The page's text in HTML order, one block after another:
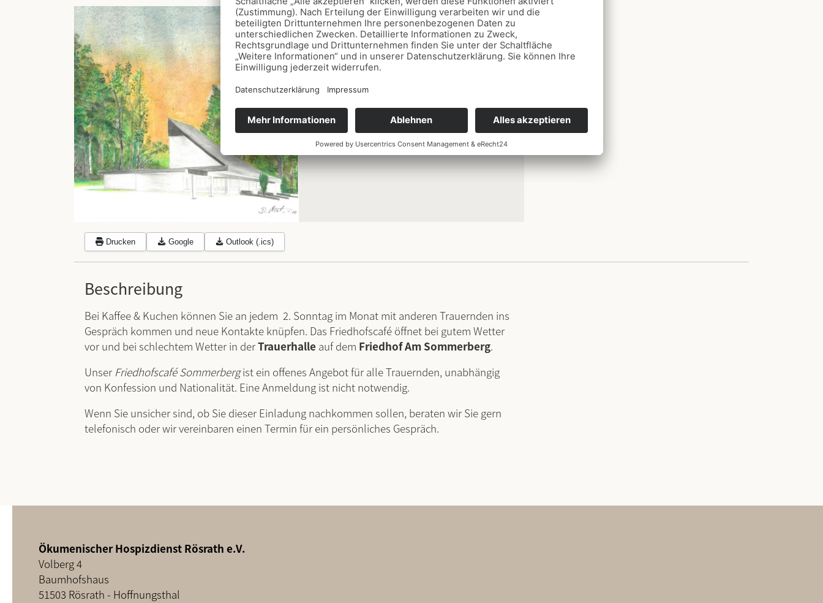
Kalender
Friedhofscafé
Datum
14.09.2025 14:00-16:00
Ort
Drucken Google Outlook (.ics)
Beschreibung
Bei Kaffee & Kuchen können Sie an jedem 2. Sonntag im Monat mit anderen Trauernden ins
Gespräch kommen und neue Kontakte knüpfen. Das Friedhofscafé öffnet bei gutem Wetter
vor und bei schlechtem Wetter in derTrauerhalle auf dem Friedhof Am Sommerberg.
Unser Friedhofscafé Sommerbergist ein offenes Angebot für alle Trauernden, unabhängig
von Konfession und Nationalität. Eine Anmeldung ist nicht notwendig.
Wenn Sie unsicher sind, ob Sie dieser Einladung nachkommen sollen, beraten wir Sie gern
telefonisch oder wir vereinbaren einen Termin für ein persönliches Gespräch.
Ökumenischer Hospizdienst Rösrath e.V.
Volberg 4
Baumhofshaus
51503 Rösrath - Hoffnungsthal